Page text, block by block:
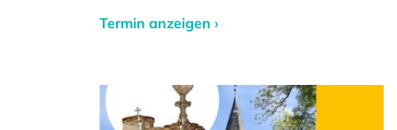
Termin anzeigen ›